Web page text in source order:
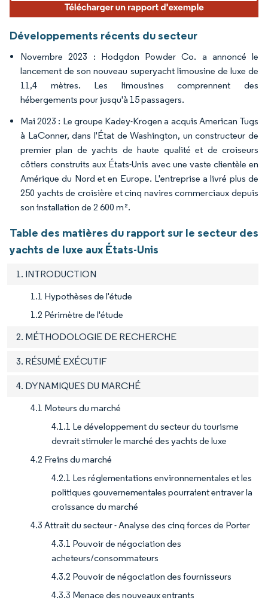
Développements récents du secteur
Novembre 2023 : Hodgdon Powder Co. a annoncé le
lancement de son nouveau superyacht limousine de luxe de
11,4 mètres. Les limousines comprennent des
hébergements pour jusqu'à 15 passagers.
Mai 2023 : Le groupe Kadey-Krogen a acquis American Tugs
à LaConner, dans l'État de Washington, un constructeur de
premier plan de yachts de haute qualité et de croiseurs
côtiers construits aux États-Unis avec une vaste clientèle en
Amérique du Nord et en Europe. L'entreprise a livré plus de
250 yachts de croisière et cinq navires commerciaux depuis
son installation de 2 600 m².
Table des matières du rapport sur le secteur des
yachts de luxe aux États-Unis
1. INTRODUCTION
1.1 Hypothèses de l'étude
1.2 Périmètre de l'étude
2. MÉTHODOLOGIE DE RECHERCHE
3. RÉSUMÉ EXÉCUTIF
4. DYNAMIQUES DU MARCHÉ
4.1 Moteurs du marché
4.1.1 Le développement du secteur du tourisme
devrait stimuler le marché des yachts de luxe
4.2 Freins du marché
4.2.1 Les réglementations environnementales et les
politiques gouvernementales pourraient entraver la
croissance du marché
4.3 Attrait du secteur - Analyse des cinq forces de Porter
4.3.1 Pouvoir de négociation des
acheteurs/consommateurs
4.3.2 Pouvoir de négociation des fournisseurs
4.3.3 Menace des nouveaux entrants